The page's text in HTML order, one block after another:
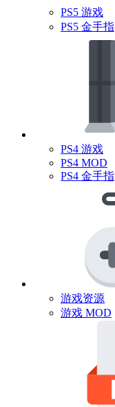
PS5 游戏
PS5 金手指
PS4 游戏
PS4 MOD
PS4 金手指
游戏资源
游戏 MOD